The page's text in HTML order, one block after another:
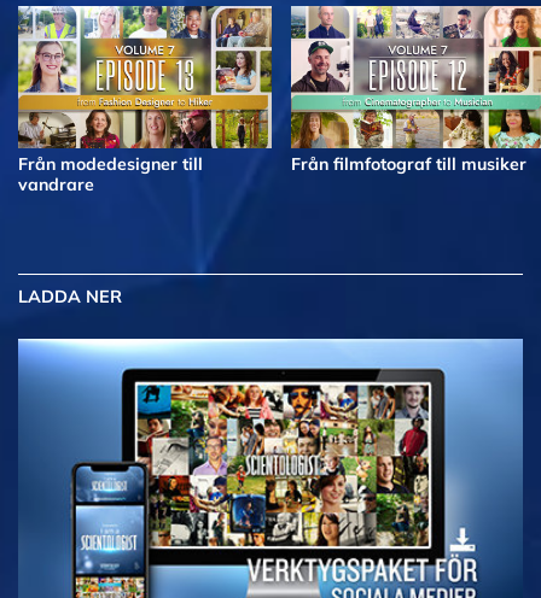
Från modedesigner till
vandrare
Från filmfotograf till musiker
LADDA NER